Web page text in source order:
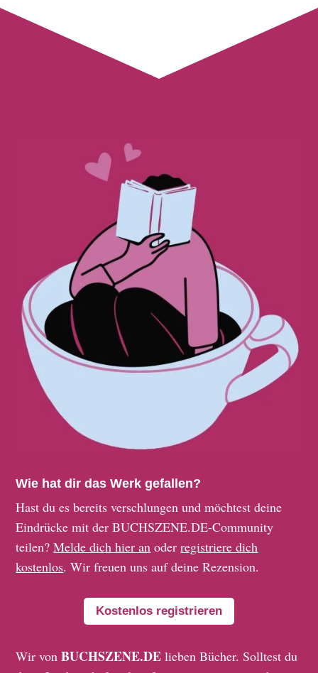
Wie hat dir das Werk gefallen?
Hast du es bereits verschlungen und möchtest deine
Eindrücke mit der BUCHSZENE.DE-Community
teilen?Melde dich hier an oderregistriere dich
kostenlos. Wir freuen uns auf deine Rezension.
Kostenlos registrieren
Wir vonBUCHSZENE.DE lieben Bücher. Solltest du